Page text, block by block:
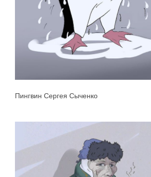
Пингвин Сергея Сыченко